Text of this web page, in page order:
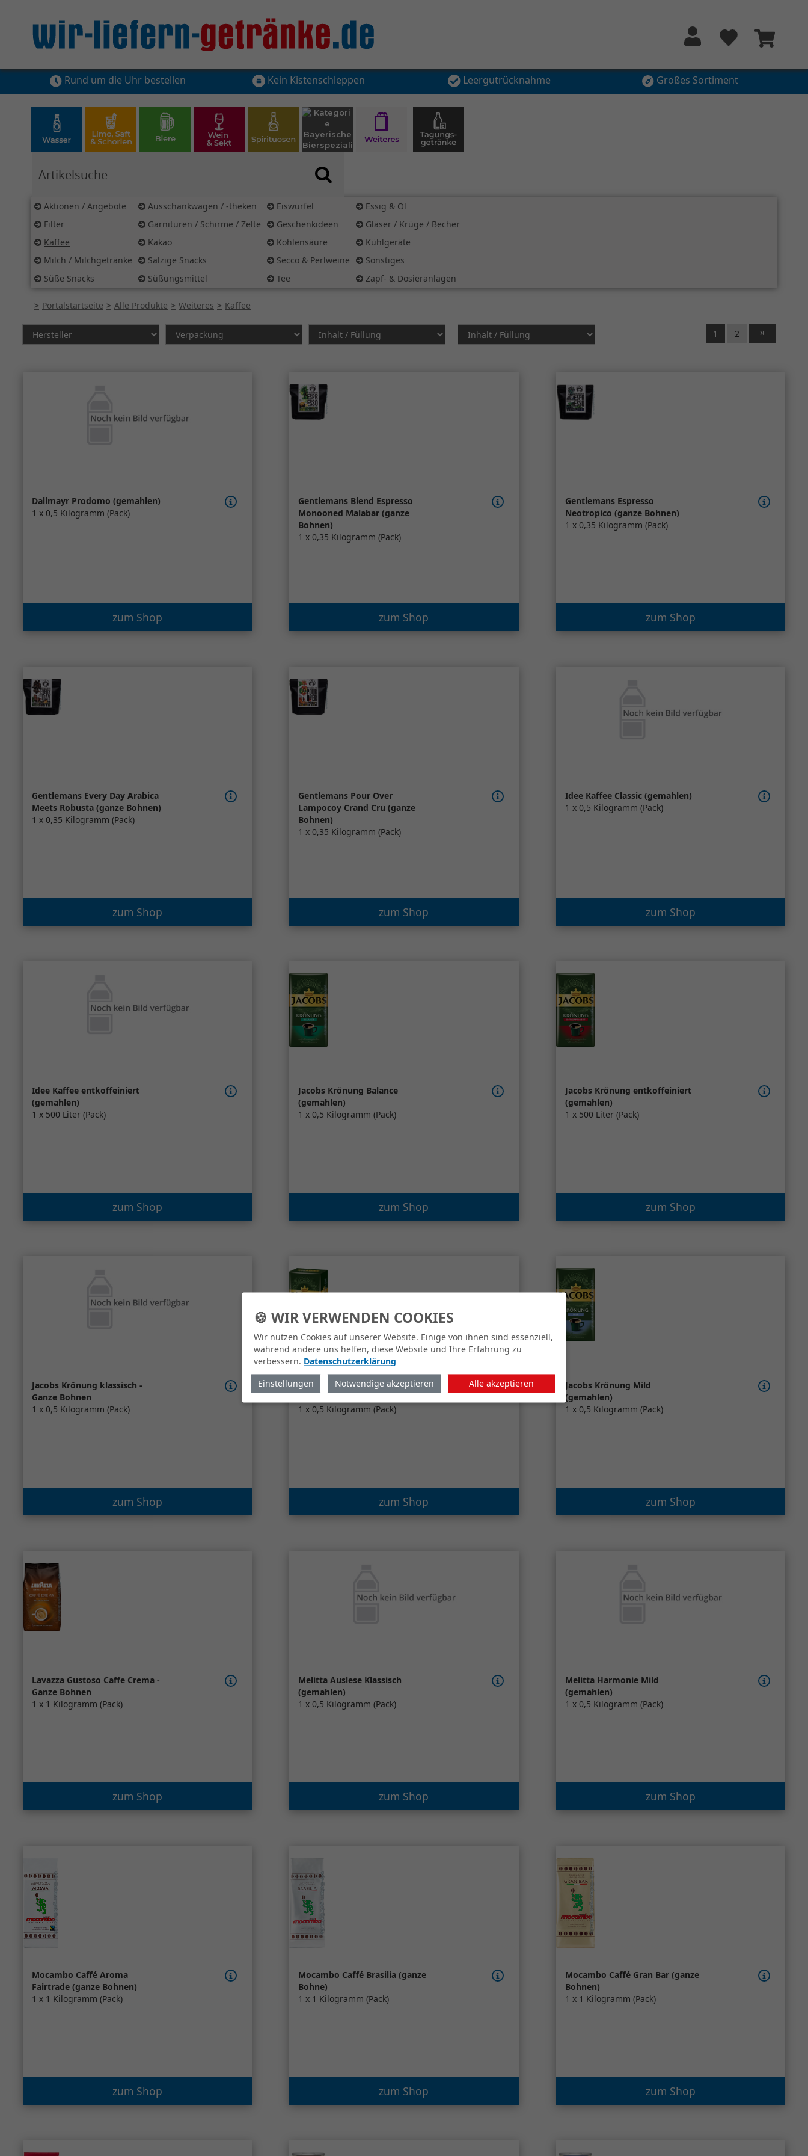
Rund um die Uhr bestellen Kein Kistenschleppen Leergutrücknahme Großes Sortiment
Aktionen / Angebote Ausschankwagen / -theken Eiswürfel
Essig & Öl
Filter
Garnituren / Schirme / Zelte Geschenkideen
Gläser / Krüge / Becher
Kaffee
Kakao Kohlensäure
Kühlgeräte
Milch / Milchgetränke
Salzige Snacks Secco & Perlweine
Sonstiges
Süße Snacks
Süßungsmittel Tee Zapf- & Dosieranlagen
Portalstartseite Alle Produkte Weiteres Kaffee
1 2
Dallmayr Prodomo (gemahlen)
1 x 0,5 Kilogramm (Pack)
zum Shop
Gentlemans Blend Espresso
Monooned Malabar (ganze
Bohnen)
1 x 0,35 Kilogramm (Pack)
zum Shop
Gentlemans Espresso
Neotropico (ganze Bohnen)
1 x 0,35 Kilogramm (Pack)
zum Shop
Gentlemans Every Day Arabica
Meets Robusta (ganze Bohnen)
1 x 0,35 Kilogramm (Pack)
zum Shop
Gentlemans Pour Over
Lampocoy Crand Cru (ganze
Bohnen)
1 x 0,35 Kilogramm (Pack)
zum Shop
Idee Kaffee Classic (gemahlen)
1 x 0,5 Kilogramm (Pack)
zum Shop
Idee Kaffee entkoffeiniert
(gemahlen)
1 x 500 Liter (Pack)
zum Shop
Jacobs Krönung Balance
(gemahlen)
1 x 0,5 Kilogramm (Pack)
zum Shop
Jacobs Krönung entkoffeiniert
(gemahlen)
1 x 500 Liter (Pack)
zum Shop
Jacobs Krönung klassisch -
Ganze Bohnen
1 x 0,5 Kilogramm (Pack)
zum Shop
Jacobs Krönung klassisch
(gemahlen)
1 x 0,5 Kilogramm (Pack)
zum Shop
Jacobs Krönung Mild
(gemahlen)
1 x 0,5 Kilogramm (Pack)
zum Shop
Lavazza Gustoso Caffe Crema -
Ganze Bohnen
1 x 1 Kilogramm (Pack)
zum Shop
Melitta Auslese Klassisch
(gemahlen)
1 x 0,5 Kilogramm (Pack)
zum Shop
Melitta Harmonie Mild
(gemahlen)
1 x 0,5 Kilogramm (Pack)
zum Shop
Mocambo Caffé Aroma
Fairtrade (ganze Bohnen)
1 x 1 Kilogramm (Pack)
zum Shop
Mocambo Caffé Brasilia (ganze
Bohne)
1 x 1 Kilogramm (Pack)
zum Shop
Mocambo Caffé Gran Bar (ganze
Bohnen)
1 x 1 Kilogramm (Pack)
zum Shop
🍪 WIR VERWENDEN COOKIES
Wir nutzen Cookies auf unserer Website. Einige von ihnen sind essenziell,
während andere uns helfen, diese Website und Ihre Erfahrung zu
verbessern. Datenschutzerklärung
Einstellungen
Notwendige akzeptieren Alle akzeptieren